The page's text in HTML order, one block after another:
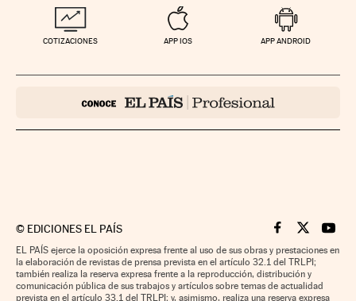
COTIZACIONES APP IOS APP ANDROID
© EDICIONES EL PAÍS Cinco Días en
Cinco Días
Cinco
EL PAÍS ejerce la oposición expresa frente al uso de sus obras y prestaciones en
la elaboración de revistas de prensa prevista en el artículo 32.1 del TRLPI;
también realiza la reserva expresa frente a la reproducción, distribución y
comunicación pública de sus trabajos y artículos sobre temas de actualidad
prevista en el artículo 33.1 del TRLPI; y, asimismo, realiza una reserva expresa